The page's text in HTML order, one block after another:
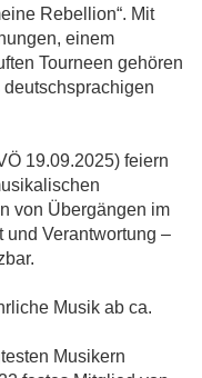
Rebellion“. Mit
einem
Tourneen gehören
19.09.2025) feiern
von Übergängen im
und Verantwortung –
Musik ab ca.
Musikern